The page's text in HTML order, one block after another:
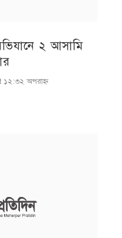
২ আসামি
১২:৩২ অপরাহ্ণ